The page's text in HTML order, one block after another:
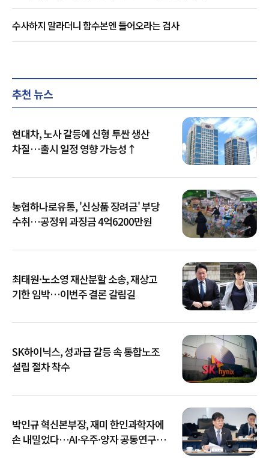
수사하지 말라더니 합수본엔 들어오라는 검사
추천 뉴스
현대차, 노사 갈등에 신형 투싼 생산
차질…출시 일정 영향 가능성↑
농협하나로유통, '신상품 장려금' 부당
수취…공정위 과징금 4억6200만원
최태원·노소영 재산분할 소송, 재상고
기한 임박…이번주 결론 갈림길
SK하이닉스, 성과급 갈등 속 통합노조
설립 절차 착수
박인규 혁신본부장, 재미 한인과학자에
손 내밀었다…AI·우주·양자 공동연구